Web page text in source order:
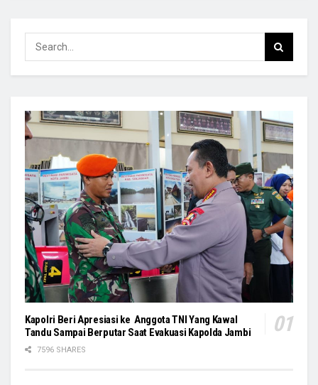
Kapolri Beri Apresiasi ke Anggota TNI Yang Kawal
Tandu Sampai Berputar Saat Evakuasi Kapolda Jambi
7596 SHARES